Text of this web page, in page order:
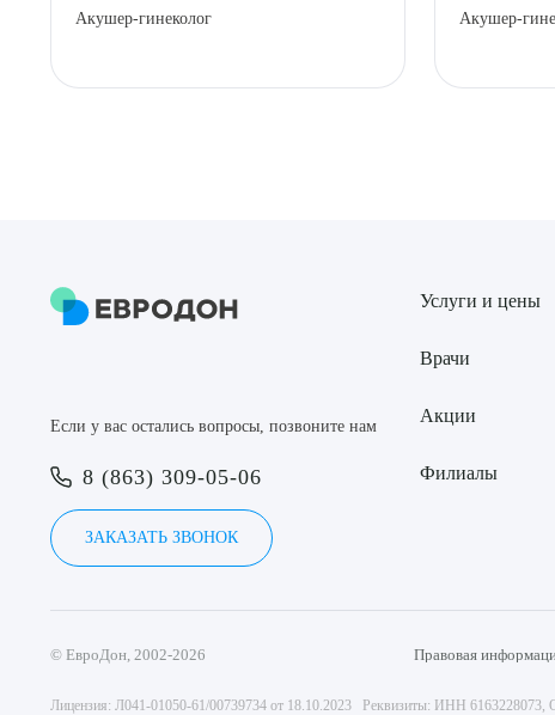
Акушер-гинеколог Акушер-
Если у вас остались вопросы, позвоните нам
8 (863) 309-05-06
ЗАКАЗАТЬ ЗВОНОК
Услуги и цены
Врачи
Акции
Филиалы
© ЕвроДон, 2002-2026 Правовая
Лицензия: Л041-01050-61/00739734 от 18.10.2023 Реквизиты: ИНН